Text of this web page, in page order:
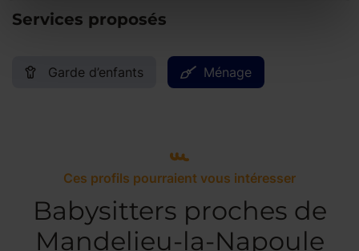
Services proposés
Garde d’enfants Ménage
Ces profils pourraient vous intéresser
Babysitters proches de
Mandelieu-la-Napoule